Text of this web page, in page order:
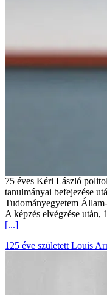
75 éves Kéri László
tanulmányai befejezése
Tudományegyetem
A képzés elvégzése után,
[...]
125 éve született Louis